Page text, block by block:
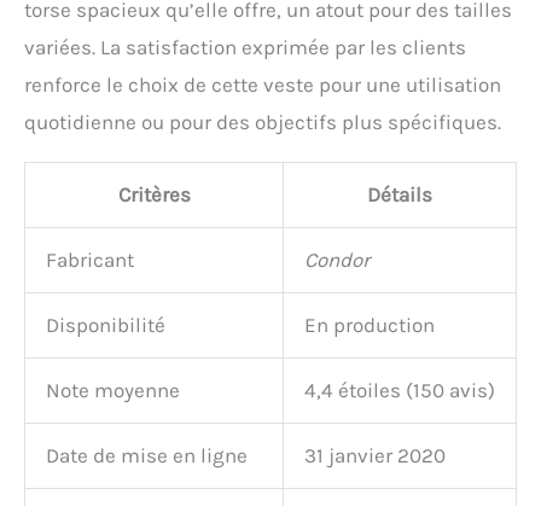
torse spacieux qu’elle offre, un atout pour des tailles
variées. La satisfaction exprimée par les clients
renforce le choix de cette veste pour une utilisation
quotidienne ou pour des objectifs plus spécifiques.
Critères Détails
Fabricant Condor
Disponibilité En production
Note moyenne 4,4 étoiles (150 avis)
Date de mise en ligne 31 janvier 2020